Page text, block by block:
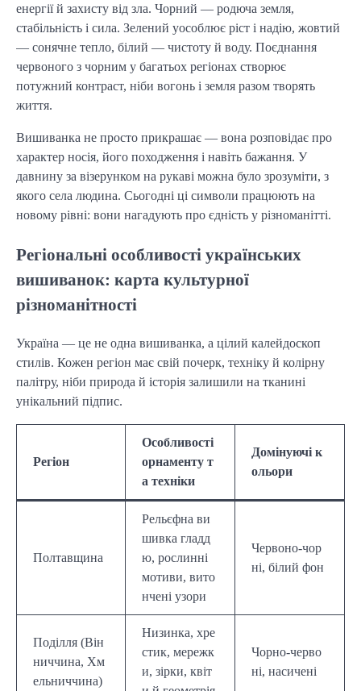
енергії й захисту від зла. Чорний — родюча земля,
стабільність і сила. Зелений уособлює ріст і надію, жовтий
— сонячне тепло, білий — чистоту й воду. Поєднання
червоного з чорним у багатьох регіонах створює
потужний контраст, ніби вогонь і земля разом творять
життя.
Вишиванка не просто прикрашає — вона розповідає про
характер носія, його походження і навіть бажання. У
давнину за візерунком на рукаві можна було зрозуміти, з
якого села людина. Сьогодні ці символи працюють на
новому рівні: вони нагадують про єдність у різноманітті.
Регіональні особливості українських
вишиванок: карта культурної
різноманітності
Україна — це не одна вишиванка, а цілий калейдоскоп
стилів. Кожен регіон має свій почерк, техніку й колірну
палітру, ніби природа й історія залишили на тканині
унікальний підпис.
Регіон
Особливості
орнаменту т
а техніки
Домінуючі к
ольори
Полтавщина
Рельєфна ви
шивка гладд
ю, рослинні
мотиви, вито
нчені узори
Червоно-чор
ні, білий фон
Поділля (Він
ниччина, Хм
ельниччина)
Низинка, хре
стик, мережк
и, зірки, квіт
Чорно-черво
ні, насичені